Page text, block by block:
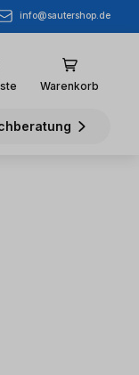
info@sautershop.de
Warenkorb